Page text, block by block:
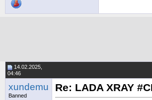
14.02.2025,
04:46
xundemu
Banned
Re: LADA XRAY